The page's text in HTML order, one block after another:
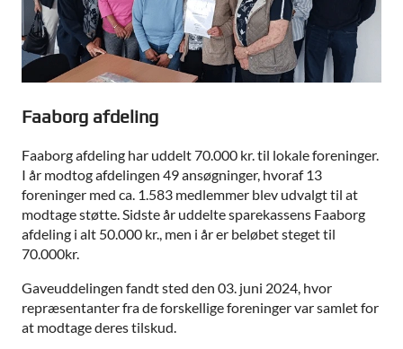
Faaborg afdeling
Faaborg afdeling har uddelt 70.000 kr. til lokale foreninger.
I år modtog afdelingen 49 ansøgninger, hvoraf 13
foreninger med ca. 1.583 medlemmer blev udvalgt til at
modtage støtte. Sidste år uddelte sparekassens Faaborg
afdeling i alt 50.000 kr., men i år er beløbet steget til
70.000kr.
Gaveuddelingen fandt sted den 03. juni 2024, hvor
repræsentanter fra de forskellige foreninger var samlet for
at modtage deres tilskud.